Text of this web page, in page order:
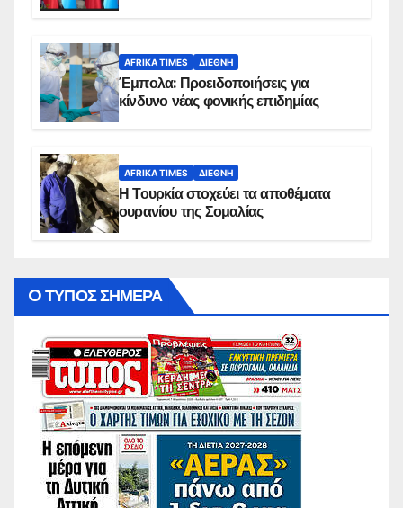
AFRIKA TIMES ΔΙΕΘΝΉ
Έμπολα: Προειδοποιήσεις για
κίνδυνο νέας φονικής επιδημίας
AFRIKA TIMES ΔΙΕΘΝΉ
Η Τουρκία στοχεύει τα αποθέματα
ουρανίου της Σομαλίας
O ΤΥΠΟΣ ΣΗΜΕΡΑ